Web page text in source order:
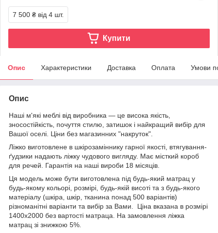
7 500 ₴ від 4 шт.
Купити
Опис Характеристики Доставка Оплата Умови
Опис
Наші м'які меблі від виробника — це висока якість,
зносостійкість, почуття стилю, затишок і найкращий вибір для
Вашої оселі. Ціни без магазинних "накруток".
Ліжко виготовлене в шкірозаміннику гарної якості, втягування-
ґудзики надають ліжку чудового вигляду. Має місткий короб
для речей. Гарантія на наші вироби 18 місяців.
Ця модель може бути виготовлена під будь-який матрац у
будь-якому кольорі, розмірі, будь-якій висоті та з будь-якого
матеріалу (шкіра, шкір, тканина понад 500 варіантів)
різноманітні варіанти та вибір за Вами. Ціна вказана в розмірі
1400х2000 без вартості матраца. На замовлення ліжка
матрац зі знижкою 5%.